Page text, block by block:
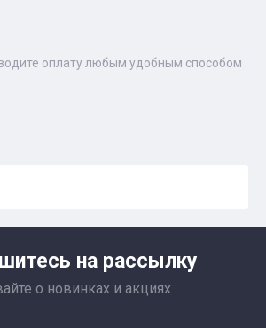
оплату любым удобным способом
на рассылку
о новинках и акциях